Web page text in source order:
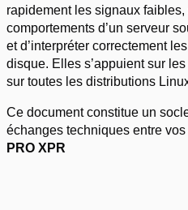
rapidement les signaux
comportements d’un serveur
et d’interpréter correctement
disque. Elles s’appuient sur
sur toutes les distributions
Ce document constitue un
échanges techniques entre
PRO XPR